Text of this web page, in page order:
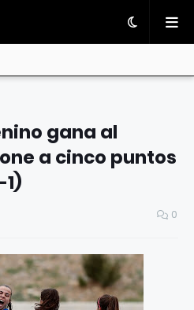
gana al
a cinco puntos
0